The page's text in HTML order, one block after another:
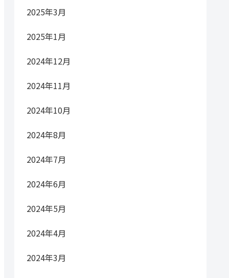
2025年3月
2025年1月
2024年12月
2024年11月
2024年10月
2024年8月
2024年7月
2024年6月
2024年5月
2024年4月
2024年3月